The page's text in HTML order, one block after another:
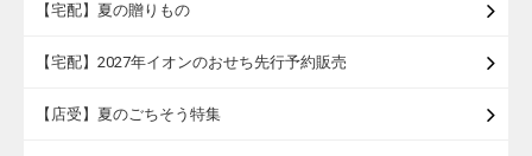
【宅配】夏の贈りもの
【宅配】2027年イオンのおせち先行予約販売
【店受】夏のごちそう特集